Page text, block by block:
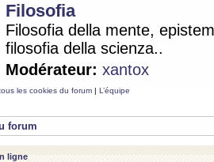
Filosofia
Filosofia della mente,
filosofia della scienza..
Modérateur: xantox
les cookies du forum | L’équipe
forum
ligne